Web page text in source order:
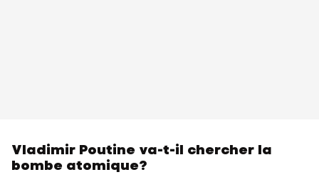
Vladimir Poutine va-t-il chercher la
bombe atomique?